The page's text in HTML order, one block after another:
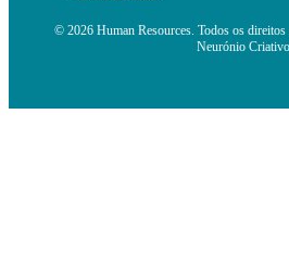
© 2026 Human Resources. Todos os
Neurónio Criativo